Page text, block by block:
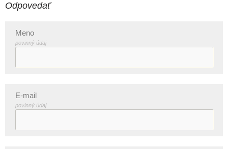
Odpovedať
Meno
povinný údaj
E-mail
povinný údaj